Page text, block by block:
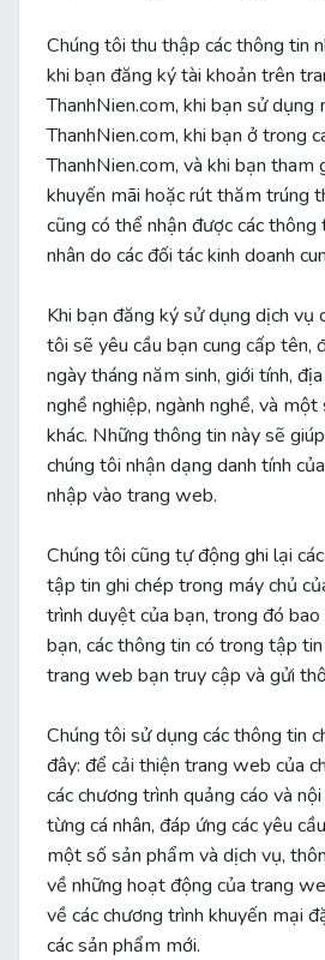
Chúng tôi thu thập các thông tin
khi bạn đăng ký tài khoản trên
ThanhNien.com, khi bạn sử dụng
ThanhNien.com, khi bạn ở trong
ThanhNien.com, và khi bạn tham
khuyến mãi hoặc rút thăm trúng
cũng có thể nhận được các thông
nhân do các đối tác kinh doanh
Khi bạn đăng ký sử dụng dịch vụ
tôi sẽ yêu cầu bạn cung cấp tên,
ngày tháng năm sinh, giới tính,
nghề nghiệp, ngành nghề, và
khác. Những thông tin này sẽ
chúng tôi nhận dạng danh tính
nhập vào trang web.
Chúng tôi cũng tự động ghi lại
tập tin ghi chép trong máy chủ
trình duyệt của bạn, trong đó
bạn, các thông tin có trong tập
trang web bạn truy cập và gửi
Chúng tôi sử dụng các thông tin
đây: để cải thiện trang web của
các chương trình quảng cáo và
từng cá nhân, đáp ứng các yêu
một số sản phẩm và dịch vụ,
về những hoạt động của trang
về các chương trình khuyến mại
các sản phẩm mới.